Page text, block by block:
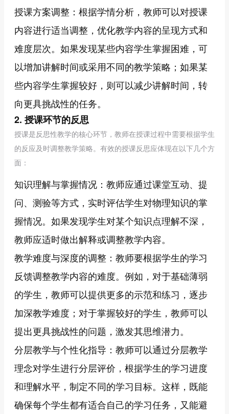
授课方案调整：根据学情分析，教师可以对授课
内容进行适当调整，优化教学内容的呈现方式和
难度层次。如果发现某些内容学生掌握困难，可
以增加讲解时间或采用不同的教学策略；如果某
些内容学生掌握较好，则可以减少讲解时间，转
向更具挑战性的任务。
2. 授课环节的反思
授课是反思性教学的核心环节，教师在授课过程中需要根据学生
的反应及时调整教学策略。有效的授课反思应体现在以下几个方
面：
知识理解与掌握情况：教师应通过课堂互动、提
问、测验等方式，实时评估学生对物理知识的掌
握情况。如果发现学生对某个知识点理解不深，
教师应适时做出解释或调整教学内容。
教学难度与深度的调整：教师要根据学生的学习
反馈调整教学内容的难度。例如，对于基础薄弱
的学生，教师可以提供更多的示范和练习，逐步
加深教学难度；对于掌握较好的学生，教师可以
提出更具挑战性的问题，激发其思维潜力。
分层教学与个性化指导：教师可以通过分层教学
理念对学生进行分层评价，根据学生的学习进度
和理解水平，制定不同的学习目标。这样，既能
确保每个学生都有适合自己的学习任务，又能避